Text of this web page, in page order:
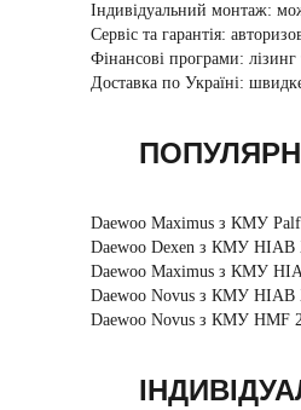
Індивідуальний монтаж:
Сервіс та гарантія:
Фінансові програми: лізинг
Доставка по Україні:
Daewoo Maximus з КМУ
Daewoo Dexen з КМУ HIAB
Daewoo Maximus з КМУ
Daewoo Novus з КМУ HIAB
Daewoo Novus з КМУ HMF